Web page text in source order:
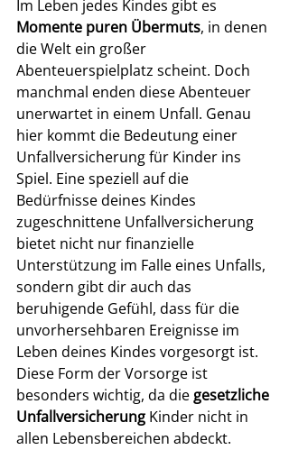
Im Leben jedes Kindes gibt es
Momente puren Übermuts, in denen
die Welt ein großer
Abenteuerspielplatz scheint. Doch
manchmal enden diese Abenteuer
unerwartet in einem Unfall. Genau
hier kommt die Bedeutung einer
Unfallversicherung für Kinder ins
Spiel. Eine speziell auf die
Bedürfnisse deines Kindes
zugeschnittene Unfallversicherung
bietet nicht nur finanzielle
Unterstützung im Falle eines Unfalls,
sondern gibt dir auch das
beruhigende Gefühl, dass für die
unvorhersehbaren Ereignisse im
Leben deines Kindes vorgesorgt ist.
Diese Form der Vorsorge ist
besonders wichtig, da die gesetzliche
Unfallversicherung Kinder nicht in
allen Lebensbereichen abdeckt.